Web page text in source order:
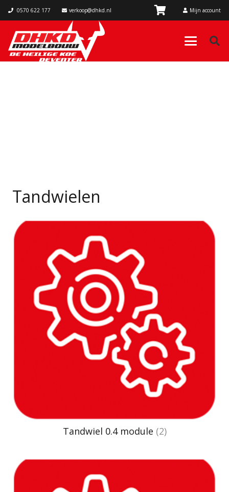
0570 622 177 verkoop@dhkd.nl Mijn account
Tandwielen
Tandwiel 0.4 module (2)